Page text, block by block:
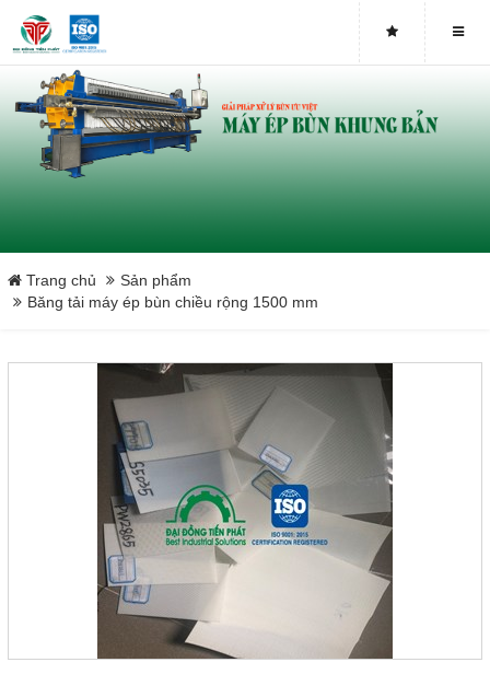
Close
Trang chủ
Sản phẩm
Băng tải máy ép bùn chiều rộng 1500 mm